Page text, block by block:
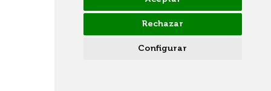
Rechazar
Configurar